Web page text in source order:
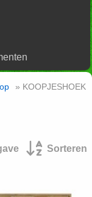
» KOOPJESHOEK
Sorteren